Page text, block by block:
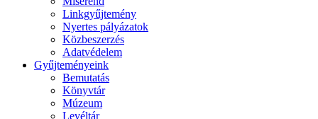
Linkgyűjtemény
Nyertes pályázatok
Közbeszerzés
Adatvédelem
Gyűjteményeink
Bemutatás
Könyvtár
Múzeum
Levéltár